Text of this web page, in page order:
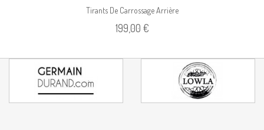
Tirants De Carrossage Arrière
199,00 €